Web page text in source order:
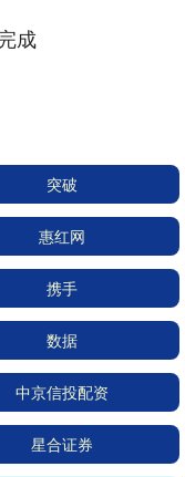
成
突破
惠红网
携手
数据
中京信投配资
星合证券